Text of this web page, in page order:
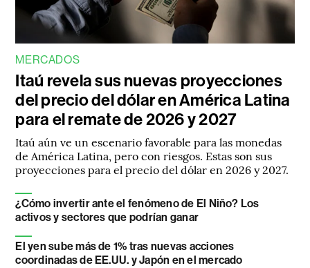
MERCADOS
Itaú revela sus nuevas proyecciones
del precio del dólar en América Latina
para el remate de 2026 y 2027
Itaú aún ve un escenario favorable para las monedas
de América Latina, pero con riesgos. Estas son sus
proyecciones para el precio del dólar en 2026 y 2027.
¿Cómo invertir ante el fenómeno de El Niño? Los
activos y sectores que podrían ganar
El yen sube más de 1% tras nuevas acciones
coordinadas de EE.UU. y Japón en el mercado